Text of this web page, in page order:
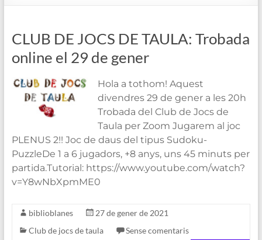
CLUB DE JOCS DE TAULA: Trobada
online el 29 de gener
Hola a tothom! Aquest
divendres 29 de gener a les 20h
Trobada del Club de Jocs de
Taula per Zoom Jugarem al joc
PLENUS 2!! Joc de daus del tipus Sudoku-
PuzzleDe 1 a 6 jugadors, +8 anys, uns 45 minuts per
partida.Tutorial: https://www.youtube.com/watch?
v=Y8wNbXpmME0
biblioblanes
27 de gener de 2021
Club de jocs de taula
Sense comentaris